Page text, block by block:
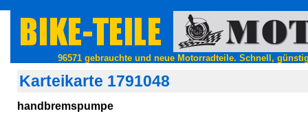
96571 gebrauchte und neue Motorradteile. Schnell,
Karteikarte 1791048
handbremspumpe